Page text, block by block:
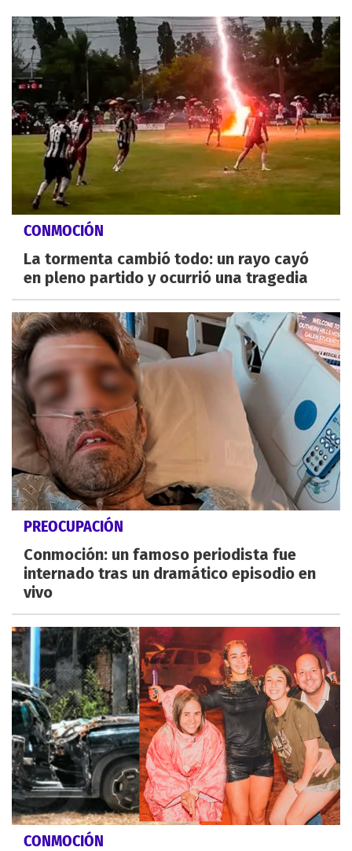
CONMOCIÓN
La tormenta cambió todo: un rayo cayó
en pleno partido y ocurrió una tragedia
PREOCUPACIÓN
Conmoción: un famoso periodista fue
internado tras un dramático episodio en
vivo
CONMOCIÓN